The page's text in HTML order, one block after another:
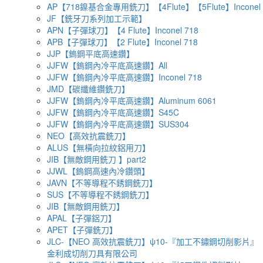
AP【718鎳基合金專用銑刀】【4Flute】【5Flute】
JF【銑牙刀系列加工示範】
APN【子彈球刀】【4 Flute】Inconel 718
APB【子彈球刀】【2 Flute】Inconel 718
JJP【鎢鋼平底高速鑽】
JJFW【鎢鋼內冷平底高速鑽】All
JJFW【鎢鋼內冷平底高速鑽】Inconel 718
JMD【碳纖維鑽銑刀】
JJFW【鎢鋼內冷平底高速鑽】Aluminum 6061
JJFW【鎢鋼內冷平底高速鑽】S45C
JJFW【鎢鋼內冷平底高速鑽】SUS304
NEO【高效抗震銑刀】
ALUS【無橫向拉紋鋁用刀】
JIB【無敵鋼用銑刀 】part2
JJWL【鎢鋼高速內冷鑽頭】
JAVN【不等導程不銹鋼銑刀】
SUS【不等導程不銹鋼銑刀】
JIB【無敵鋼用銑刀】
APAL【子彈鋁刀】
APET【子彈銑刀】
JLC-【NEO 高效抗震銑刀】ψ10-『加工不鏽鋼切削影片』
金利成切削刀具有限公司